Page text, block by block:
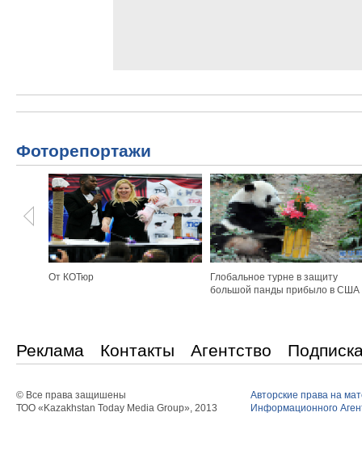
Фоторепортажи
От КОТюр
Глобальное турне в защиту
большой панды прибыло в США
Реклама Контакты Агентство
© Все права защишены
ТОО «Kazakhstan Today Media Group», 2013
Авторские права на
Информационного